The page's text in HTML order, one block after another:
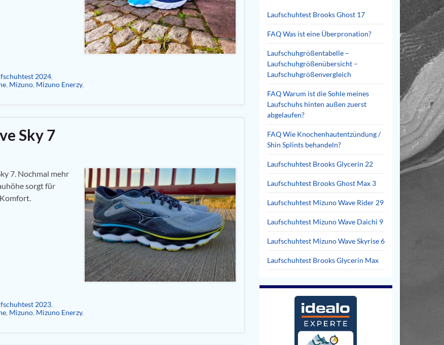
2024,
, Mizuno, Mizuno Enerzy,
Sky 7
7. Nochmal mehr
sorgt für
2023,
, Mizuno, Mizuno Enerzy,
Laufschuhtest Brooks Ghost 17
FAQ Was ist eine Überpronation?
Laufschuhgrößentabelle –
Laufschuhgrößenübersicht –
Laufschuhgrößenvergleich
FAQ Warum ist die Sohle meines
Laufschuhs hinten außen zuerst
abgelaufen?
FAQ Wie Knochenhautentzündung /
Shin Splints behandeln?
Laufschuhtest Brooks Glycerin 22
Laufschuhtest Brooks Ghost Max 3
Laufschuhtest Mizuno Wave Rider 29
Laufschuhtest Mizuno Wave Daichi 9
Laufschuhtest Mizuno Wave Skyrise 6
Laufschuhtest Brooks Glycerin Max